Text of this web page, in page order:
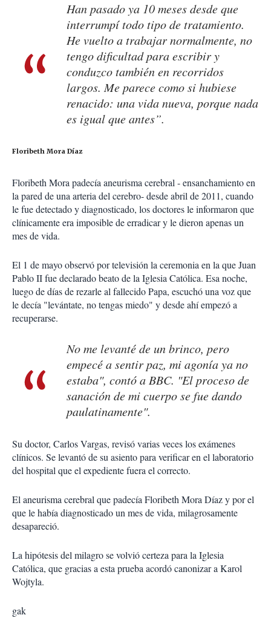
Han pasado ya 10 meses desde que
interrumpí todo tipo de tratamiento.
He vuelto a trabajar normalmente, no
tengo dificultad para escribir y
conduzco también en recorridos
largos. Me parece como si hubiese
renacido: una vida nueva, porque nada
es igual que antes”.
Floribeth Mora Díaz
Floribeth Mora padecía aneurisma cerebral - ensanchamiento en
la pared de una arteria del cerebro- desde abril de 2011, cuando
le fue detectado y diagnosticado, los doctores le informaron que
clínicamente era imposible de erradicar y le dieron apenas un
mes de vida.
El 1 de mayo observó por televisión la ceremonia en la que Juan
Pablo II fue declarado beato de la Iglesia Católica. Esa noche,
luego de días de rezarle al fallecido Papa, escuchó una voz que
le decía "levántate, no tengas miedo" y desde ahí empezó a
recuperarse.
No me levanté de un brinco, pero
empecé a sentir paz, mi agonía ya no
estaba", contó a BBC. "El proceso de
sanación de mi cuerpo se fue dando
paulatinamente".
Su doctor, Carlos Vargas, revisó varias veces los exámenes
clínicos. Se levantó de su asiento para verificar en el laboratorio
del hospital que el expediente fuera el correcto.
El aneurisma cerebral que padecía Floribeth Mora Díaz y por el
que le había diagnosticado un mes de vida, milagrosamente
desapareció.
La hipótesis del milagro se volvió certeza para la Iglesia
Católica, que gracias a esta prueba acordó canonizar a Karol
Wojtyla.
gak